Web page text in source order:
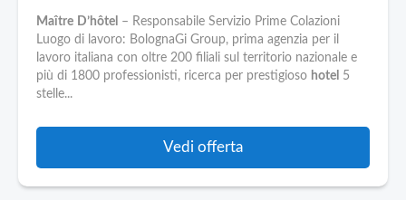
Maître D’hôtel – Responsabile Servizio Prime Colazioni
Luogo di lavoro: BolognaGi Group, prima agenzia per il
lavoro italiana con oltre 200 filiali sul territorio nazionale e
più di 1800 professionisti, ricerca per prestigioso hotel 5
stelle...
Vedi offerta